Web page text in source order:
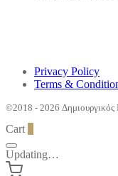
Privacy Policy
Terms &
©2018 - 2026 Δημιουργικός
Cart
Updating…